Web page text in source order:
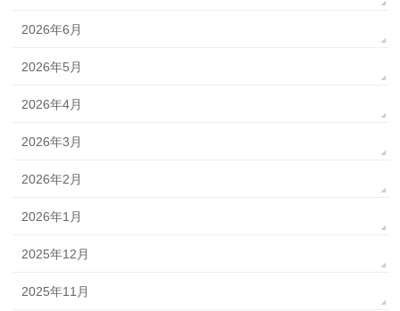
2026年6月
2026年5月
2026年4月
2026年3月
2026年2月
2026年1月
2025年12月
2025年11月